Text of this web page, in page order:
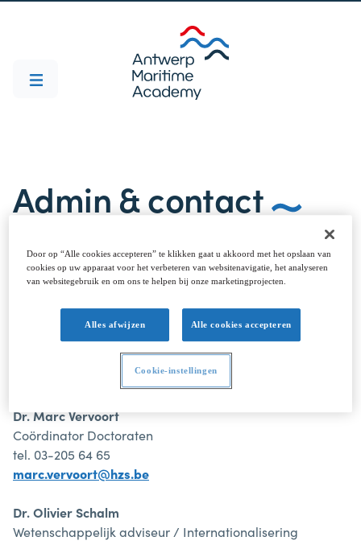
Admin & contact
Contact
Hoofd Wetenschappelijk Onderzoek / Externe projecten
tel. 0496 208773
geert.potters@hzs.be
Dr. Marc Vervoort
Coördinator Doctoraten
tel. 03-205 64 65
marc.vervoort@hzs.be
Dr. Olivier Schalm
Wetenschappelijk adviseur / Internationalisering
Door op “Alle cookies accepteren” te klikken gaat u akkoord met het opslaan van
cookies op uw apparaat voor het verbeteren van websitenavigatie, het analyseren
van websitegebruik en om ons te helpen bij onze marketingprojecten.
Alles afwijzen Alle cookies accepteren
Cookie-instellingen